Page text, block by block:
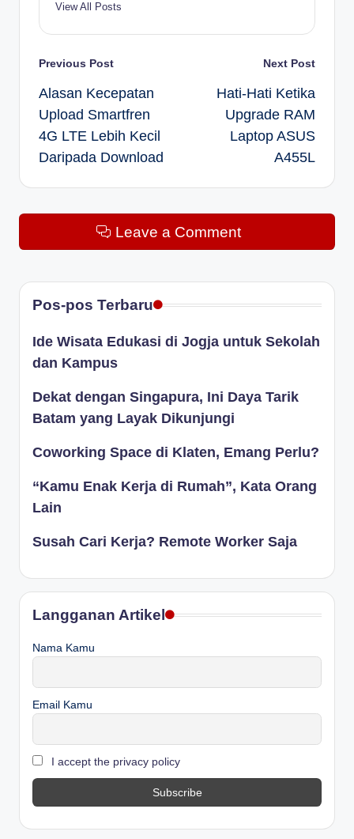
View All Posts
Post
navigation
Previous Post
Alasan Kecepatan
Upload Smartfren
4G LTE Lebih Kecil
Daripada Download
Next Post
Hati-Hati Ketika
Upgrade RAM
Laptop ASUS
A455L
Leave a Comment
Pos-pos Terbaru
Ide Wisata Edukasi di Jogja untuk Sekolah
dan Kampus
Dekat dengan Singapura, Ini Daya Tarik
Batam yang Layak Dikunjungi
Coworking Space di Klaten, Emang Perlu?
“Kamu Enak Kerja di Rumah”, Kata Orang
Lain
Susah Cari Kerja? Remote Worker Saja
Langganan Artikel
Nama Kamu
Email Kamu
I accept the privacy policy